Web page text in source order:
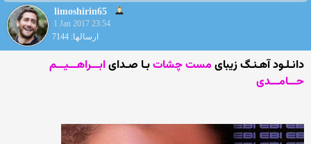
limoshirin65
1 Jan 2017 23:54
ارسالها: 7144
دانـلـود آهـنـگ زیبای مست چشاتبـا صـدایابـــراهـــیـــم
حـــامـــدی